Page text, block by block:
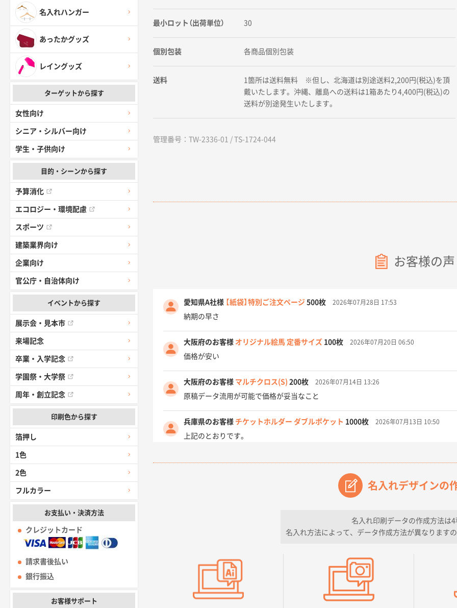
名入れハンガー
あったかグッズ
レイングッズ
ターゲットから探す
女性向け
シニア・シルバー向け
学生・子供向け
目的・シーンから探す
予算消化
エコロジー・環境配慮
スポーツ
建築業界向け
企業向け
官公庁・自治体向け
イベントから探す
展示会・見本市
来場記念
卒業・入学記念
学園祭・大学祭
周年・創立記念
印刷色から探す
箔押し
1色
2色
フルカラー
お支払い・決済方法
クレジットカード
請求書後払い
銀行振込
お客様サポート
最小ロット（出荷単位） 30
個別包装 各商品個別包装
送料
1箇所は送料無料 ※但し、北海道は別途送料2,200円(税込)を頂
戴いたします。沖縄、離島への送料は1箱あたり4,400円(税込)の
送料が別途発生いたします。
管理番号：TW-2336-01 / TS-1724-044
お客様の声
愛知県A社様 【紙袋】特別ご注文ページ 500枚 2026年07月28日 17:53
納期の早さ
大阪府のお客様 オリジナル絵馬 定番サイズ 100枚 2026年07月20日 06:50
価格が安い
大阪府のお客様 マルチクロス(S) 200枚 2026年07月14日 13:26
原稿データ流用が可能で価格が妥当なこと
兵庫県のお客様 チケットホルダー ダブルポケット 1000枚 2026年07月13日 10:50
上記のとおりです。
愛知県I社様 【オーダー商品】特別ご注文ページ043000枚 2026年07月03日 09:23
価格 大丈夫そうな会社に見えた
大阪府のお客様 A4フルカラークリアファイル 1000枚 2026年06月11日 14:46
前回使用して良かった。
名入れデザインの
名入れ印刷データの作成方法は4
名入れ方法によって、データ作成方法が異なります